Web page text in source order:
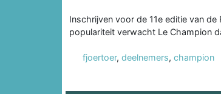
Inschrijven voor de 11e editie van
populariteit verwacht Le Champion
fjoertoer, deelnemers, champion